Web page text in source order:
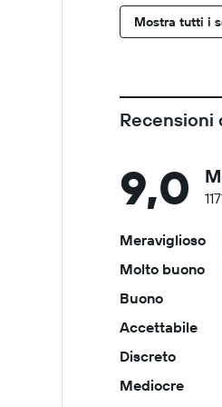
Mostra tutti i
Recensioni
9,0
Meraviglioso
Molto buono
Buono
Accettabile
Discreto
Mediocre